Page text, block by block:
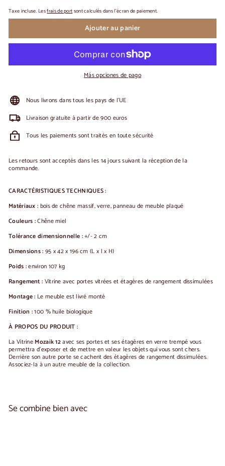
Taxe incluse. Lesfrais de portsont calculés dans l'écran de paiement.
Ajouter au panier
Más opciones de pago
Nous livrons dans tous les pays de l'UE
Livraison gratuite à partir de 900 euros
Tous les paiements sont traités en toute sécurité
Les retours sont acceptés dans les 14 jours suivant la réception de la
commande.
CARACTÉRISTIQUES TECHNIQUES :
Matériaux : bois de chêne massif, verre, panneau de meuble plaqué
Couleurs :Chêne miel
Tolérance dimensionnelle :+/- 2 cm
Dimensions : 95 x 42 x 196 cm (L x l x H)
Poids :environ 107 kg
Rangement : Vitrine avec portes vitrées et étagères de rangement dissimulées
Montage : Le meuble est livré monté
Finition :100 % huile biologique
À PROPOS DU PRODUIT :
La Vitrine Mozaik 12avec ses portes et ses étagères en verre trempé vous
permettra d'exposer et de mettre en valeur les objets qui vous sont chers.
Derrière son autre porte se cachent des étagères de rangement dissimulées.
Associez-la à un autre meuble de la collection.
Se combine bien avec